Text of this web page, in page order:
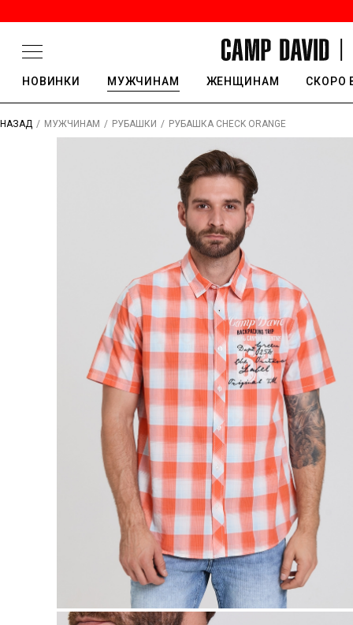
НОВИНКИ МУЖЧИНАМ ЖЕНЩИНАМ СКОРО
НАЗАД / МУЖЧИНАМ / РУБАШКИ / РУБАШКА CHECK ORANGE